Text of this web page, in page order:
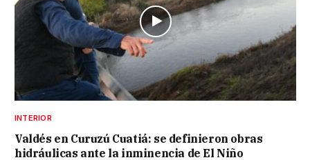
INTERIOR
Valdés en Curuzú Cuatiá: se definieron obras
hidráulicas ante la inminencia de El Niño